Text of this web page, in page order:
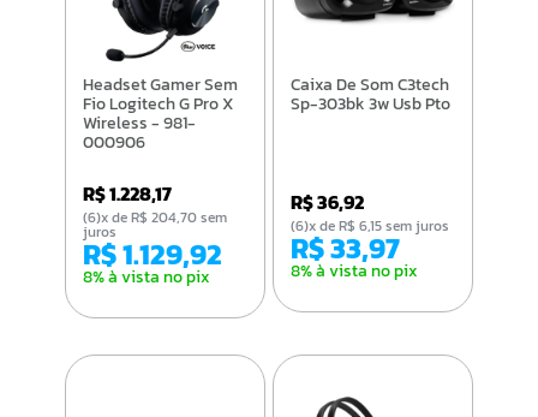
Headset Gamer Sem
Fio Logitech G Pro X
Wireless - 981-
000906
R$ 1.228,17
R$ 1.129,92
8% à vista no pix
(6)x de R$ 204,70 sem
juros
Caixa De Som C3tech
Sp-303bk 3w Usb Pto
R$ 36,92
R$ 33,97
8% à vista no pix
(6)x de R$ 6,15 sem juros